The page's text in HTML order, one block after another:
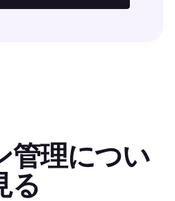
管理につい
る